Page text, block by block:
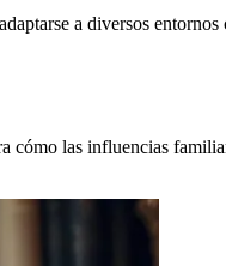
a diversos entornos
cómo las influencias